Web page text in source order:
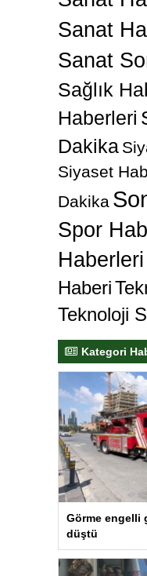
Sanat
Sanat
Sağlık
Haberleri
Dakika
Siyaset
Dakika
Spor
Haberleri
Haberi
Teknoloji
Kategori
Görme engelli
düştü